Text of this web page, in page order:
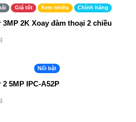
Giá tốt Xem nhiều Chính hãng
3MP 2K Xoay đàm thoại 2 chiều
Nổi bật
5MP IPC-A52P